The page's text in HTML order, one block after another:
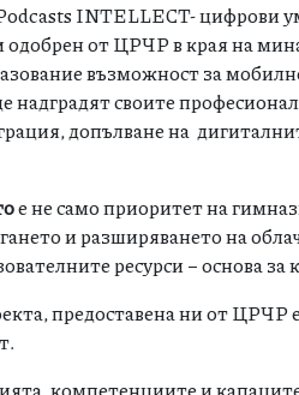
INTELLECT- цифрови
от ЦРЧР в края на
възможност за
надградят своите
допълване на
е не само приоритет на
и разширяването на
ресурси – основа за
предоставена ни от ЦРЧР